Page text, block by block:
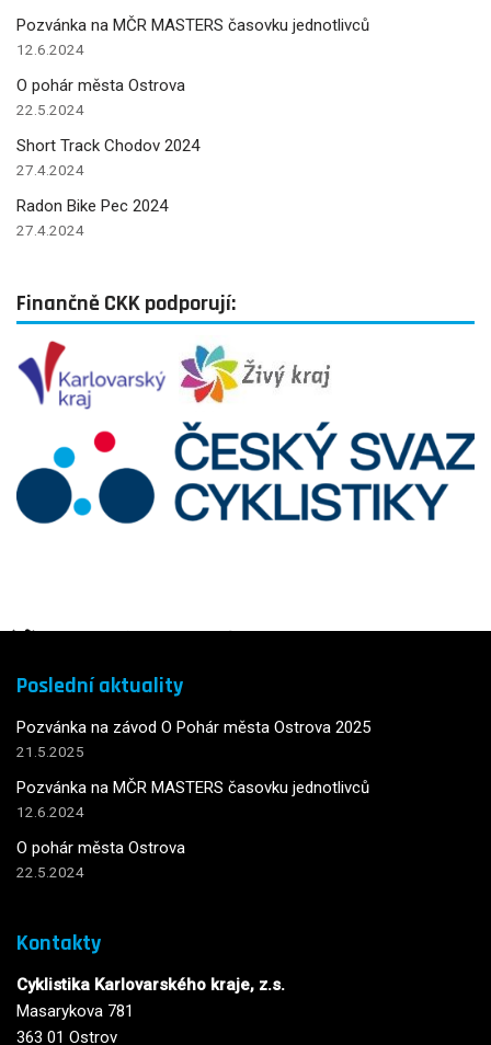
Pozvánka na MČR MASTERS časovku jednotlivců
12.6.2024
O pohár města Ostrova
22.5.2024
Short Track Chodov 2024
27.4.2024
Radon Bike Pec 2024
27.4.2024
Finančně CKK podporují:
Poslední aktuality
Pozvánka na závod O Pohár města Ostrova 2025
21.5.2025
Pozvánka na MČR MASTERS časovku jednotlivců
12.6.2024
O pohár města Ostrova
22.5.2024
Kontakty
Cyklistika Karlovarského kraje, z.s.
Masarykova 781
363 01 Ostrov